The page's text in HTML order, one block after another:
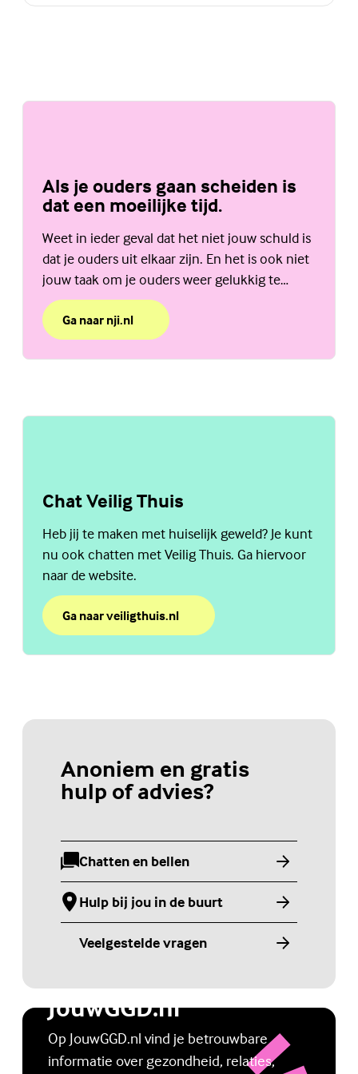
Als je ouders gaan scheiden is
dat een moeilijke tijd.
Weet in ieder geval dat het niet jouw schuld is
dat je ouders uit elkaar zijn. En het is ook niet
jouw taak om je ouders weer gelukkig te
maken. Bekijk de website van het NJi.
Ga naar nji.nl
over Als je ouders gaan scheiden is dat een moeilijke
(Externe link)
Chat Veilig Thuis
Heb jij te maken met huiselijk geweld? Je kunt
nu ook chatten met Veilig Thuis. Ga hiervoor
naar de website.
Ga naar veiligthuis.nl
over Chat Veilig Thuis
(Externe link)
Anoniem en gratis
hulp of advies?
Chatten en bellen
(Externe link)
Hulp bij jou in de buurt
(Externe link)
Veelgestelde vragen
(Externe link)
Jongerenwebsite
JouwGGD.nl
Op JouwGGD.nl vind je betrouwbare
informatie over gezondheid, relaties,